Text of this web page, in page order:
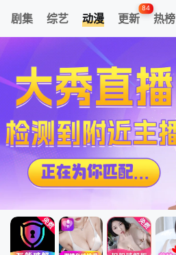
剧集 综艺 动漫 更新
84
热榜
我的观影记录
我的英雄学院 最终季
清空